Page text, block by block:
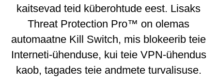
kaitsevad teid küberohtude eest. Lisaks
Threat Protection Pro™ on olemas
automaatne Kill Switch, mis blokeerib teie
Interneti-ühenduse, kui teie VPN-ühendus
kaob, tagades teie andmete turvalisuse.